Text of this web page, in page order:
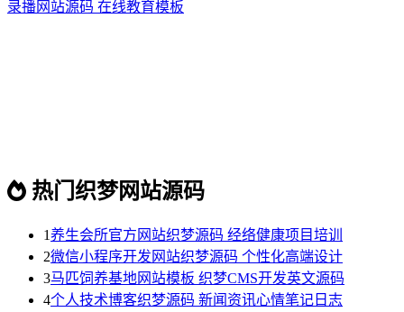
录播网站源码 在线教育模板
热门织梦网站源码
1养生会所官方网站织梦源码 经络健康项目培训
2微信小程序开发网站织梦源码 个性化高端设计
3马匹饲养基地网站模板 织梦CMS开发英文源码
4个人技术博客织梦源码 新闻资讯心情笔记日志